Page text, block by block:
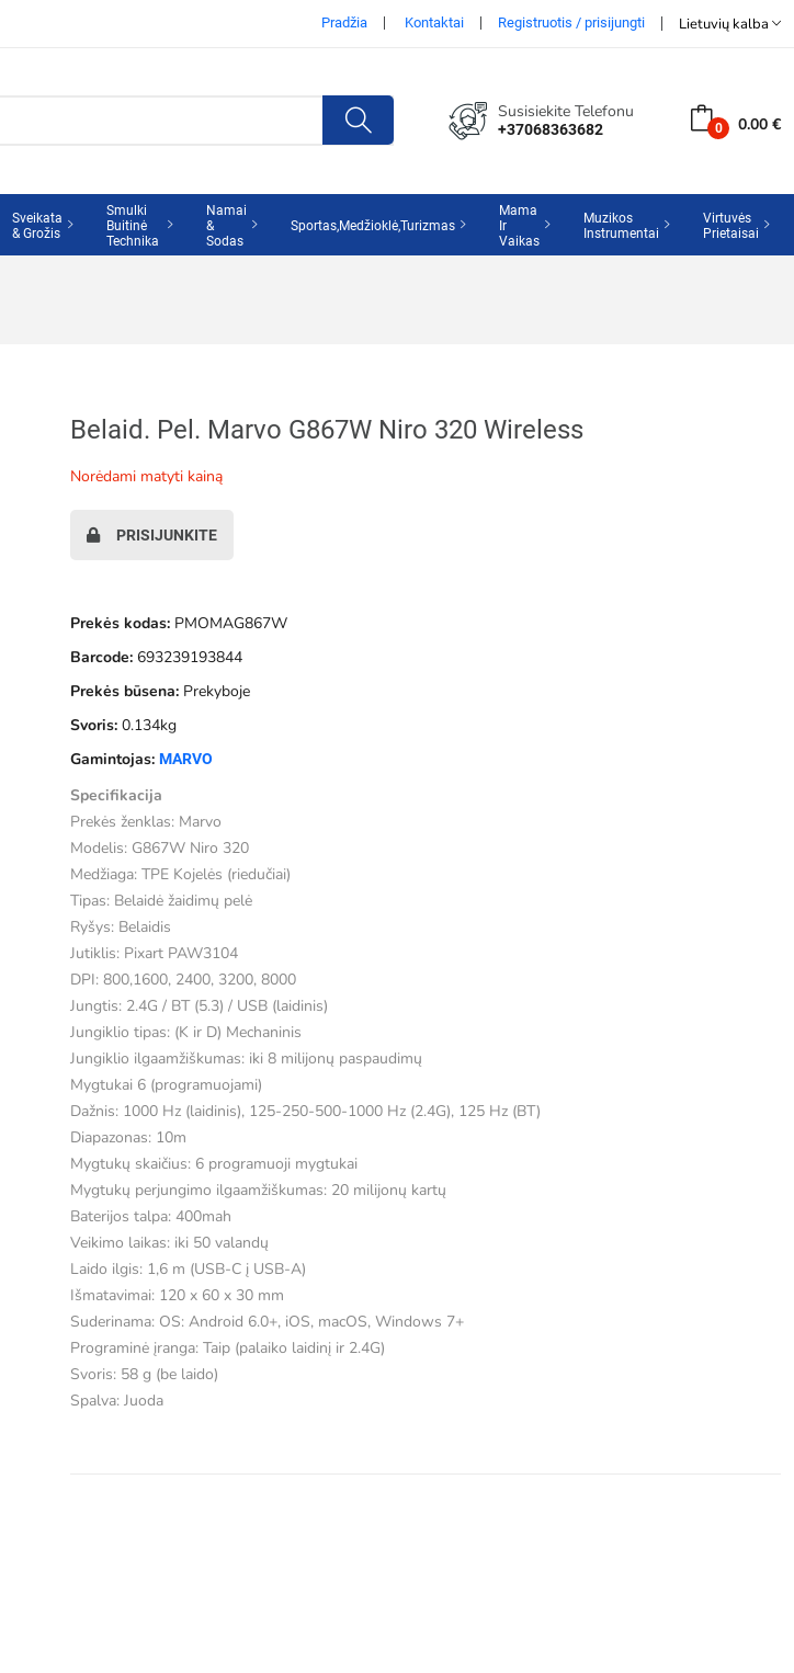
Pradžia Kontaktai Registruotis / prisijungti Lietuvių kalba
Susisiekite Telefonu
+37068363682 0.00 €
Sveikata
& Grožis
Smulki
Buitinė
Technika
Namai
&
Sodas
Sportas,Medžioklė,Turizmas
Mama
Ir
Vaikas
Muzikos
Instrumentai
Virtuvės
Prietaisai
Belaid. Pel. Marvo G867W Niro 320 Wireless
norėdami matyti kainą
PRISIJUNKITE
Prekės kodas: PMOMAG867W
Barcode: 693239193844
Prekės būsena: Prekyboje
Svoris: 0.134kg
Gamintojas: MARVO
Specifikacija
Prekės ženklas: Marvo
Modelis: G867W Niro 320
Medžiaga: TPE Kojelės (riedučiai)
Tipas: Belaidė žaidimų pelė
Ryšys: Belaidis
Jutiklis: Pixart PAW3104
DPI: 800,1600, 2400, 3200, 8000
Jungtis: 2.4G / BT (5.3) / USB (laidinis)
Jungiklio tipas: (K ir D) Mechaninis
Jungiklio ilgaamžiškumas: iki 8 milijonų paspaudimų
Mygtukai 6 (programuojami)
Dažnis: 1000 Hz (laidinis), 125-250-500-1000 Hz (2.4G), 125 Hz (BT)
Diapazonas: 10m
Mygtukų skaičius: 6 programuoji mygtukai
Mygtukų perjungimo ilgaamžiškumas: 20 milijonų kartų
Baterijos talpa: 400mah
Veikimo laikas: iki 50 valandų
Laido ilgis: 1,6 m (USB-C į USB-A)
Išmatavimai: 120 x 60 x 30 mm
Suderinama: OS: Android 6.0+, iOS, macOS, Windows 7+
Programinė įranga: Taip (palaiko laidinį ir 2.4G)
Svoris: 58 g (be laido)
Spalva: Juoda